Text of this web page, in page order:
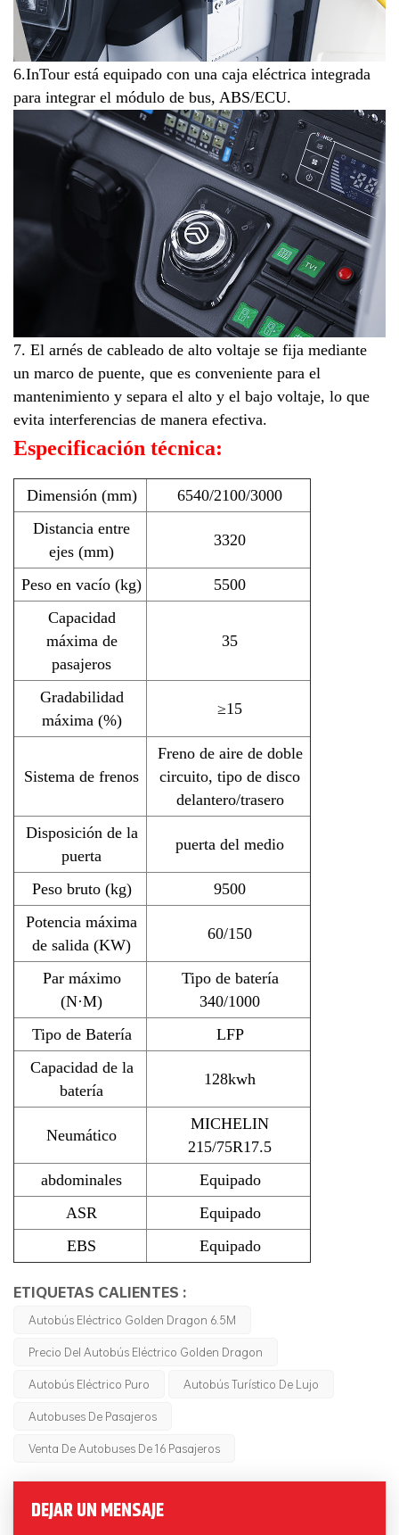
6.InTour está equipado con una caja eléctrica integrada
para integrar el módulo de bus, ABS/ECU.
7. El arnés de cableado de alto voltaje se fija mediante
un marco de puente, que es conveniente para el
mantenimiento y separa el alto y el bajo voltaje, lo que
evita interferencias de manera efectiva.
Especificación técnica:
Dimensión (mm)
6540/2100/3000
Distancia entre
ejes (mm)
3320
Peso en vacío (kg)
5500
Capacidad
máxima de
pasajeros
35
Gradabilidad
máxima (%)
≥15
Sistema de frenos
Freno de aire de doble
circuito, tipo de disco
delantero/trasero
Disposición de la
puerta
puerta del medio
Peso bruto (kg)
9500
Potencia máxima
de salida (KW)
60/150
Par máximo
(N·M)
Tipo de batería
340/1000
Tipo de Batería
LFP
Capacidad de la
batería
128kwh
Neumático
MICHELIN
215/75R17.5
abdominales
Equipado
ASR
Equipado
EBS
Equipado
ETIQUETAS CALIENTES :
Autobús Eléctrico Golden Dragon 6.5M
Precio Del Autobús Eléctrico Golden Dragon
Autobús Eléctrico Puro
Autobús Turístico De Lujo
Autobuses De Pasajeros
Venta De Autobuses De 16 Pasajeros
DEJAR UN MENSAJE